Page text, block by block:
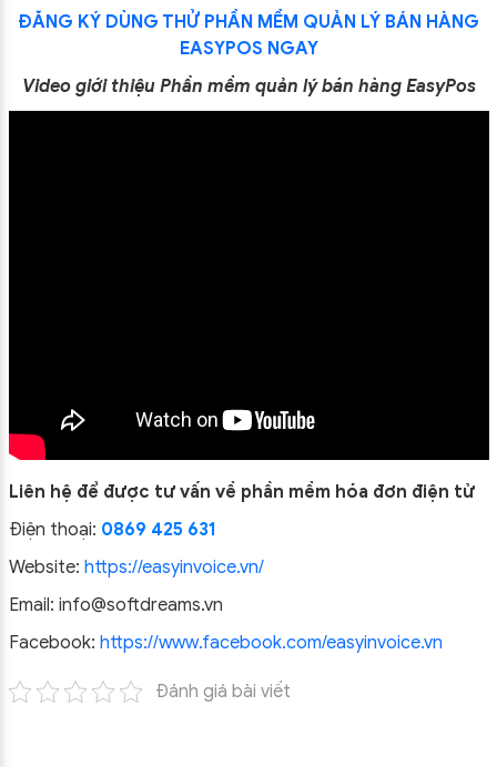
ĐĂNG KÝ DÙNG THỬ PHẦN MỀM QUẢN LÝ BÁN HÀNG
EASYPOS NGAY
Video giới thiệu Phần mềm quản lý bán hàng EasyPos
Liên hệ để được tư vấn về phần mềm hóa đơn điện tử
Điện thoại: 0869 425 631
Website: https://easyinvoice.vn/
Email: info@softdreams.vn
Facebook: https://www.facebook.com/easyinvoice.vn
Đánh giá bài viết